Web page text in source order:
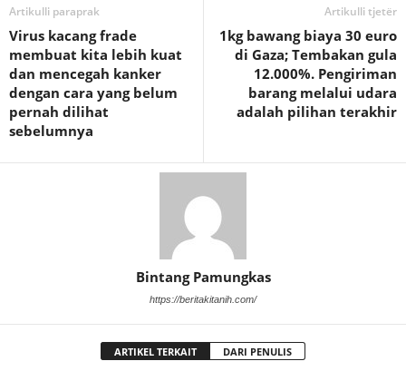
Artikulli paraprak
Virus kacang frade
membuat kita lebih kuat
dan mencegah kanker
dengan cara yang belum
pernah dilihat
sebelumnya
Artikulli tjetër
1kg bawang biaya 30 euro
di Gaza; Tembakan gula
12.000%. Pengiriman
barang melalui udara
adalah pilihan terakhir
Bintang Pamungkas
https://beritakitanih.com/
ARTIKEL TERKAIT DARI PENULIS